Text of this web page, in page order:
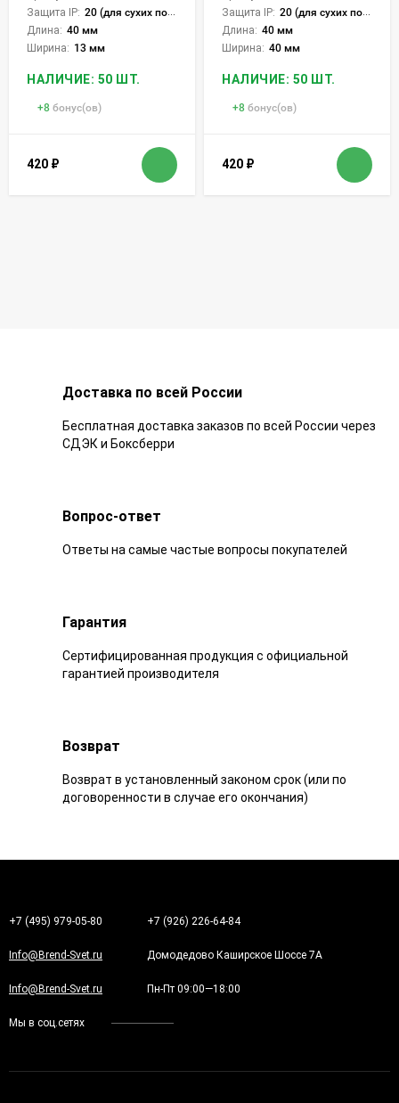
Защита IP: 20 (для сухих пом.)
Длина: 40 мм
Ширина: 13 мм
НАЛИЧИЕ: 50 ШТ.
+8 бонус(ов)
420 ₽
Защита IP: 20 (для сухих пом.)
Длина: 40 мм
Ширина: 40 мм
НАЛИЧИЕ: 50 ШТ.
+8 бонус(ов)
420 ₽
Доставка по всей России
Бесплатная доставка заказов по всей России через
СДЭК и Боксберри
Вопрос-ответ
Ответы на самые частые вопросы покупателей
Гарантия
Сертифицированная продукция с официальной
гарантией производителя
Возврат
Возврат в установленный законом срок (или по
договоренности в случае его окончания)
+7 (495) 979-05-80 +7 (926) 226-64-84
Info@Brend-Svet.ru Домодедово Каширское Шоссе 7А
Info@Brend-Svet.ru Пн-Пт 09:00—18:00
Мы в соц.сетях